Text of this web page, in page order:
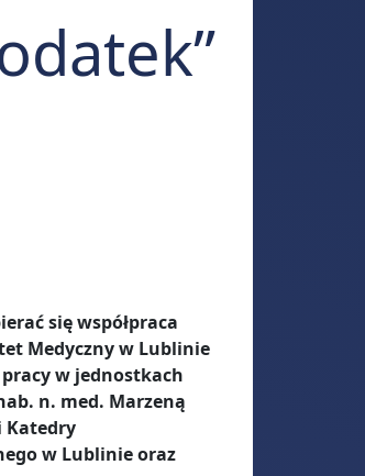
się współpraca
Medyczny w Lublinie
w jednostkach
n. med. Marzeną
Katedry
w Lublinie oraz